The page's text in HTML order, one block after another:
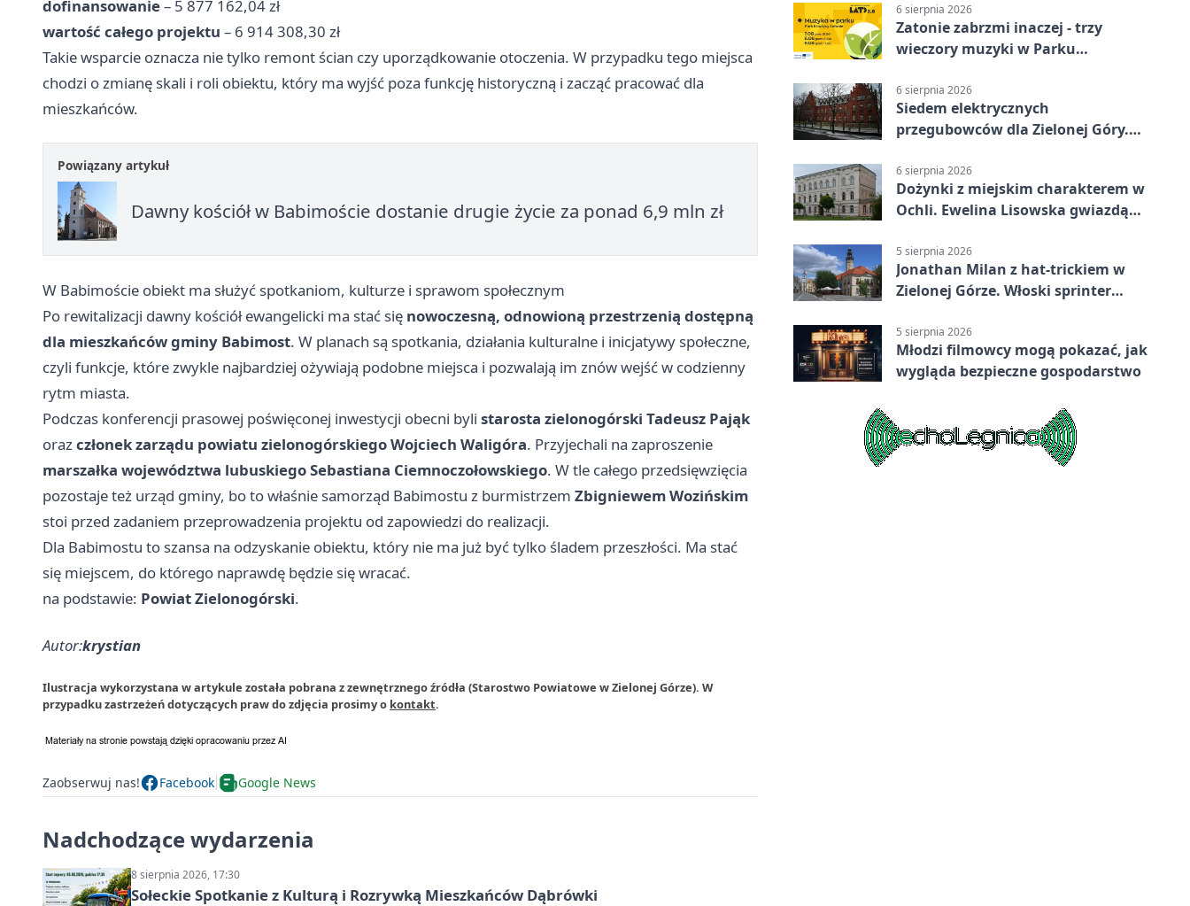
dofinansowanie– 5 877 162,04 zł
wartość całego projektu – 6 914 308,30 zł
Takie wsparcie oznacza nie tylko remont ścian czy uporządkowanie otoczenia. W przypadku tego miejsca
chodzi o zmianę skali i roli obiektu, który ma wyjść poza funkcję historyczną i zacząć pracować dla
mieszkańców.
Powiązany artykuł
Dawny kościół w Babimoście dostanie drugie życie za ponad 6,9 mln zł
W Babimoście obiekt ma służyć spotkaniom, kulturze i sprawom społecznym
Po rewitalizacji dawny kościół ewangelicki ma stać się nowoczesną, odnowioną przestrzenią dostępną
dla mieszkańców gminy Babimost. W planach są spotkania, działania kulturalne i inicjatywy społeczne,
czyli funkcje, które zwykle najbardziej ożywiają podobne miejsca i pozwalają im znów wejść w codzienny
rytm miasta.
Podczas konferencji prasowej poświęconej inwestycji obecni byli starosta zielonogórski Tadeusz Pająk
orazczłonek zarządu powiatu zielonogórskiego Wojciech Waligóra. Przyjechali na zaproszenie
marszałka województwa lubuskiego Sebastiana Ciemnoczołowskiego. W tle całego przedsięwzięcia
pozostaje też urząd gminy, bo to właśnie samorząd Babimostu z burmistrzem Zbigniewem Wozińskim
stoi przed zadaniem przeprowadzenia projektu od zapowiedzi do realizacji.
Dla Babimostu to szansa na odzyskanie obiektu, który nie ma już być tylko śladem przeszłości. Ma stać
się miejscem, do którego naprawdę będzie się wracać.
na podstawie: Powiat Zielonogórski.
Autor:krystian
Ilustracja wykorzystana w artykule została pobrana z zewnętrznego źródła (Starostwo Powiatowe w Zielonej Górze). W
przypadku zastrzeżeń dotyczących praw do zdjęcia prosimy o kontakt.
Zaobserwuj nas! Facebook Google News
Nadchodzące wydarzenia
8 sierpnia 2026, 17:30
Sołeckie Spotkanie z Kulturą i Rozrywką Mieszkańców Dąbrówki
6 sierpnia 2026
Zatonie zabrzmi inaczej - trzy
wieczory muzyki w Parku
6 sierpnia 2026
Siedem elektrycznych
przegubowców dla Zielonej Góry.
6 sierpnia 2026
Dożynki z miejskim charakterem w
Ochli. Ewelina Lisowska gwiazdą
5 sierpnia 2026
Jonathan Milan z hat-trickiem w
Zielonej Górze. Włoski sprinter
5 sierpnia 2026
Młodzi filmowcy mogą pokazać, jak
wygląda bezpieczne gospodarstwo